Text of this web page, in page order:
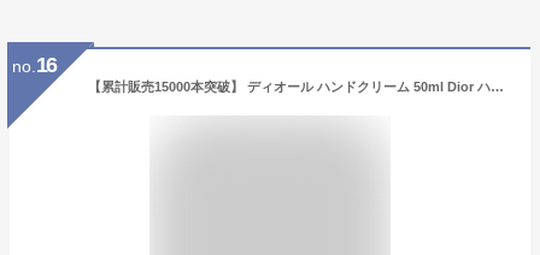
no. 16
【累計販売15000本突破】 ディオール ハンドクリーム 50ml Dior ハンドクリーム クリスチャン・ディオール 正規品 高級 プレゼント 女性 誕生日 女友達 ギフト ディオールハンドクリーム diorハンドクリーム ハンドケア 人気